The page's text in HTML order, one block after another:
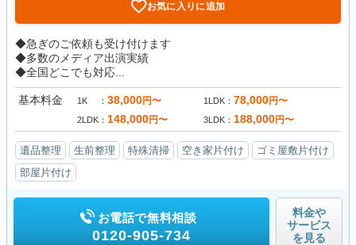
お気に入りに追加
◆急ぎのご依頼も受け付けます
◆多数のメディア出演実績
◆全国どこでも対応...
基本料金 1K 38,000円〜 1LDK 78,000円〜
2LDK 148,000円〜 3LDK 188,000円〜
遺品整理 生前整理 特殊清掃 空き家片付け
ゴミ屋敷片付け
部屋片付け
お電話で無料相談
0120-905-734
料金や
サービス
を見る